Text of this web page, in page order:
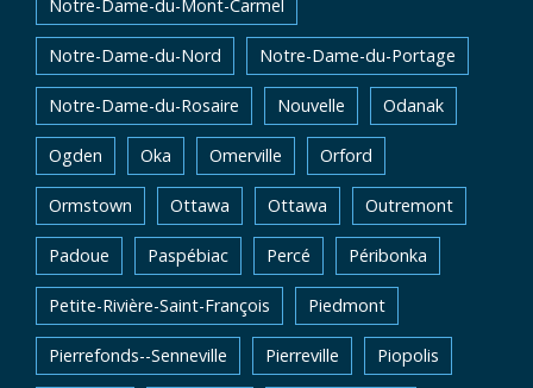
Notre-Dame-du-Mont-Carmel
Notre-Dame-du-Nord Notre-Dame-du-Portage
Notre-Dame-du-Rosaire Nouvelle Odanak
Ogden Oka Omerville Orford
Ormstown Ottawa Ottawa Outremont
Padoue Paspébiac Percé Péribonka
Petite-Rivière-Saint-François Piedmont
Pierrefonds--Senneville Pierreville Piopolis